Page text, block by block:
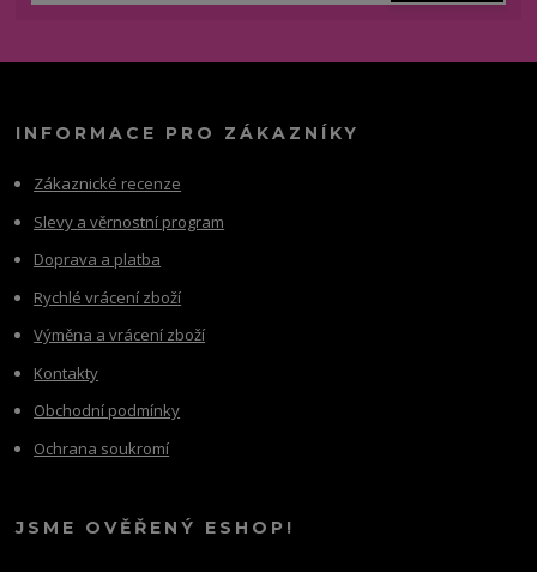
INFORMACE PRO ZÁKAZNÍKY
Zákaznické recenze
Slevy a věrnostní program
Doprava a platba
Rychlé vrácení zboží
Výměna a vrácení zboží
Kontakty
Obchodní podmínky
Ochrana soukromí
JSME OVĚŘENÝ ESHOP!